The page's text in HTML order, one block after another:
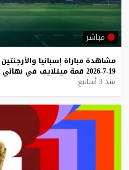
مباشر
مشاهدة مباراة إسبانيا والأرجنتين
19-7-2026
قمة ميتلايف في نهائي
منذ 3 أسابيع